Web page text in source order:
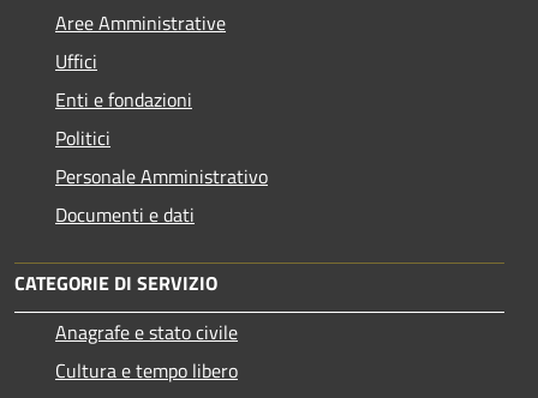
Aree Amministrative
Uffici
Enti e fondazioni
Politici
Personale Amministrativo
Documenti e dati
CATEGORIE DI SERVIZIO
Anagrafe e stato civile
Cultura e tempo libero